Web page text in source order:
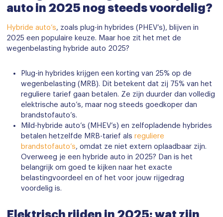
auto in 2025 nog steeds voordelig?
Hybride auto’s, zoals plug-in hybrides (PHEV’s), blijven in
2025 een populaire keuze. Maar hoe zit het met de
wegenbelasting hybride auto 2025?
Plug-in hybrides krijgen een korting van 25% op de
wegenbelasting (MRB). Dit betekent dat zij 75% van het
reguliere tarief gaan betalen. Ze zijn duurder dan volledig
elektrische auto’s, maar nog steeds goedkoper dan
brandstofauto’s.
Mild-hybride auto’s (MHEV’s) en zelfopladende hybrides
betalen hetzelfde MRB-tarief alsreguliere
brandstofauto’s, omdat ze niet extern oplaadbaar zijn.
Overweeg je een hybride auto in 2025? Dan is het
belangrijk om goed te kijken naar het exacte
belastingvoordeel en of het voor jouw rijgedrag
voordelig is.
Elektrisch rijden in 2025: wat zijn